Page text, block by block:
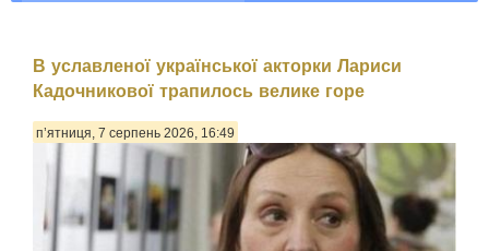
В уславленої української акторки Лариси
Кадочникової трапилось велике горе
п’ятниця, 7 серпень 2026, 16:49